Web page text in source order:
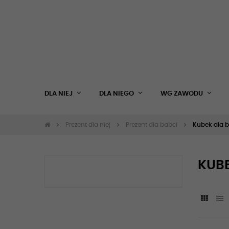
DLA NIEJ DLA NIEGO WG ZAWODU
Prezent dla niej Prezent dla babci Kubek dla